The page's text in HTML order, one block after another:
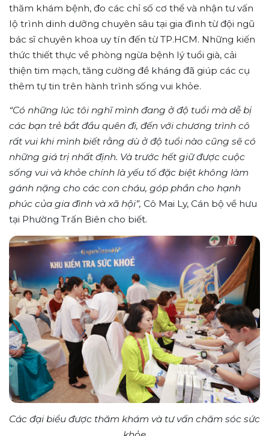
thăm khám bệnh, đo các chỉ số cơ thể và nhận tư vấn
lộ trình dinh dưỡng chuyên sâu tại gia đình từ đội ngũ
bác sĩ chuyên khoa uy tín đến từ TP.HCM. Những kiến
thức thiết thực về phòng ngừa bệnh lý tuổi già, cải
thiện tim mạch, tăng cường đề kháng đã giúp các cụ
thêm tự tin trên hành trình sống vui khỏe.
“Có những lúc tôi nghĩ mình đang ở độ tuổi mà dễ bị
các bạn trẻ bắt đầu quên đi, đến với chương trình cô
rất vui khi mình biết rằng dù ở độ tuổi nào cũng sẽ có
những giá trị nhất định. Và trước hết giữ được cuộc
sống vui và khỏe chính là yếu tố đặc biệt không làm
gánh nặng cho các con cháu, góp phần cho hạnh
phúc của gia đình và xã hội”, Cô Mai Ly, Cán bộ về hưu
tại Phường Trấn Biên cho biết.
Các đại biểu được thăm khám và tư vấn chăm sóc sức